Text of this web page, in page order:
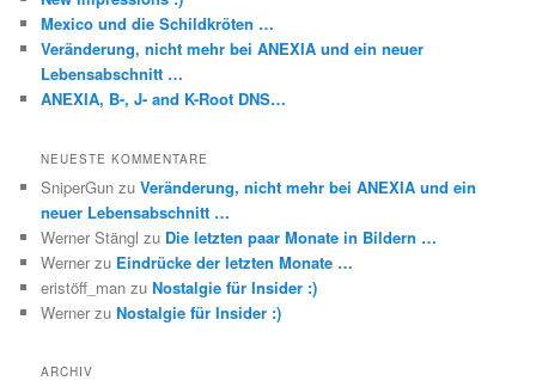
Mexico und die Schildkröten …
Veränderung, nicht mehr bei ANEXIA und ein neuer
Lebensabschnitt …
ANEXIA, B-, J- and K-Root DNS…
NEUESTE KOMMENTARE
SniperGun zuVeränderung, nicht mehr bei ANEXIA und ein
neuer Lebensabschnitt …
Werner Stängl zu Die letzten paar Monate in Bildern …
Werner zu Eindrücke der letzten Monate …
eristöff_man zuNostalgie für Insider :)
Werner zuNostalgie für Insider :)
ARCHIV